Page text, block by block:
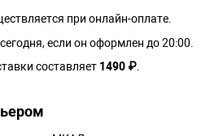
при онлайн-оплате.
если он оформлен до 20:00.
составляет 1490 ₽